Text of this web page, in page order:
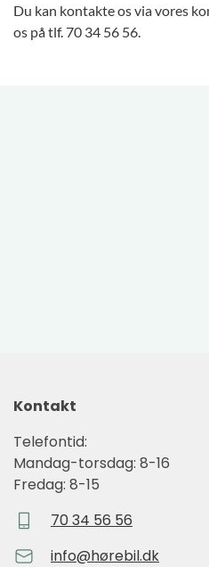
Du kan kontakte os via vores
os på tlf. 70 34 56 56.
Kontakt
Telefontid:
Mandag-torsdag: 8-16
Fredag: 8-15
70 34 56 56
info@hørebil.dk